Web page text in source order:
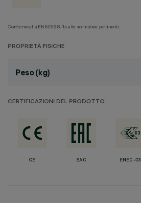
Conforme alla EN60598-1 e alle normative pertinenti.
PROPRIETÀ FISICHE
Peso (kg)
CERTIFICAZIONI DEL PRODOTTO
CE EAC ENEC-03